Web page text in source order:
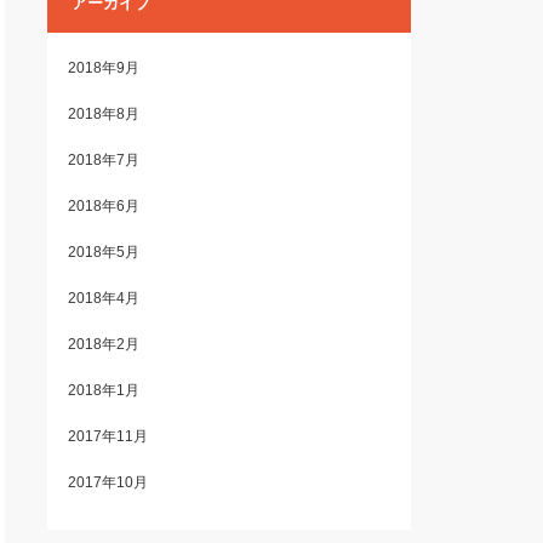
2018年9月
2018年8月
2018年7月
2018年6月
2018年5月
2018年4月
2018年2月
2018年1月
2017年11月
2017年10月